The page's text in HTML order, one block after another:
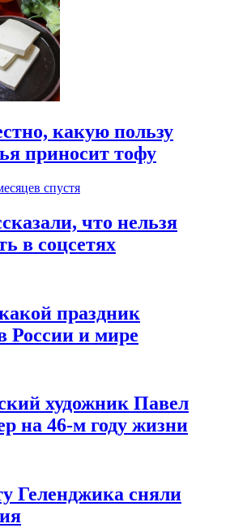
какую пользу
приносит тофу
спустя
что нельзя
в соцсетях
праздник
России и мире
художник Павел
на 46-м году жизни
Геленджика сняли